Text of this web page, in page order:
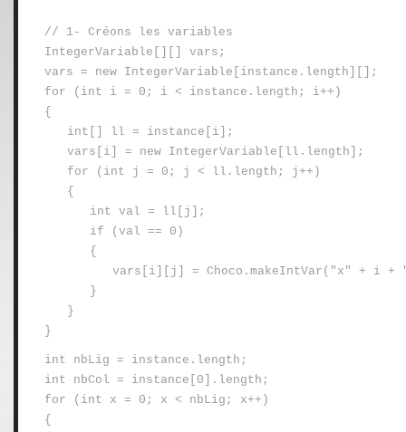
// 1- Créons les variables
IntegerVariable[][] vars;
vars = new IntegerVariable[instance.length][];
for (int i = 0; i < instance.length; i++)
{
int[] ll = instance[i];
vars[i] = new IntegerVariable[ll.length];
for (int j = 0; j < ll.length; j++)
{
int val = ll[j];
if (val == 0)
{
vars[i][j] = Choco.makeIntVar("x" + i
}
}
}
int nbLig = instance.length;
int nbCol = instance[0].length;
for (int x = 0; x < nbLig; x++)
{